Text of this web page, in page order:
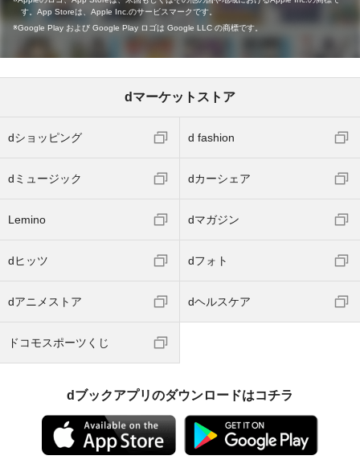
す。App Storeは、Apple Inc.のサービスマークです。
Google Play および Google Play ロゴは Google LLC の商標です。
dマーケットストア
dショッピング d fashion
dミュージック dカーシェア
Lemino dマガジン
dヒッツ dフォト
dアニメストア dヘルスケア
ドコモスポーツくじ
dブックアプリのダウンロードはコチラ